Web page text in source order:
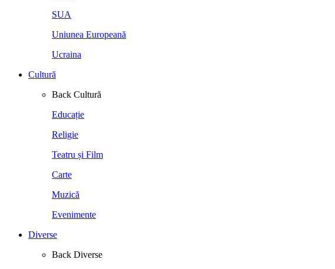
SUA
Uniunea Europeană
Ucraina
Cultură
Back Cultură
Educație
Religie
Teatru și Film
Carte
Muzică
Evenimente
Diverse
Back Diverse